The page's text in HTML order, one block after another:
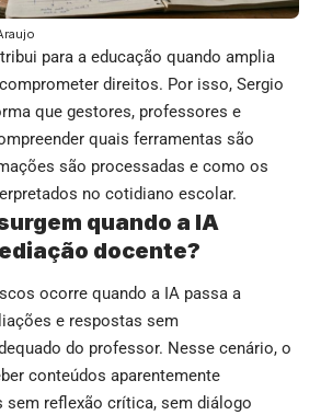
para a educação quando amplia
direitos. Por isso, Sergio
que gestores, professores e
quais ferramentas são
são processadas e como os
no cotidiano escolar.
quando a IA
docente?
ocorre quando a IA passa a
e respostas sem
do professor. Nesse cenário, o
conteúdos aparentemente
sem reflexão crítica, sem diálogo